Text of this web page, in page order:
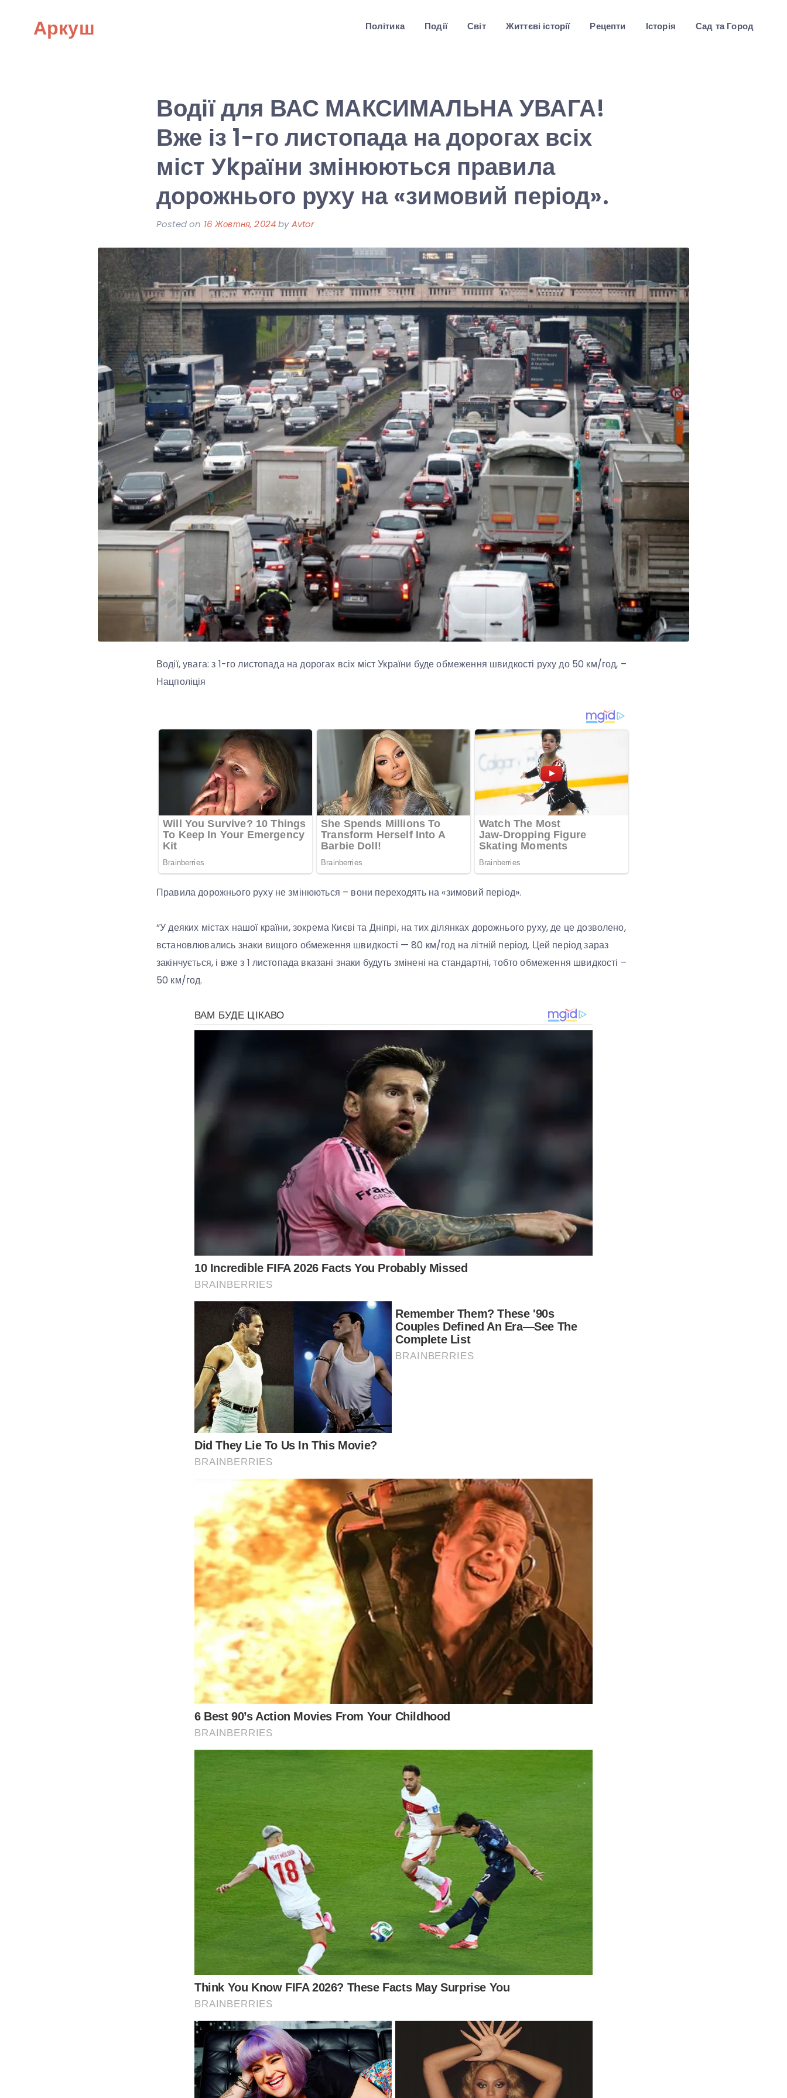
Аркуш Політика Події Світ Життєві історії Рецепти Історія Сад та Город
Водії для ВАС МАКСИМАЛЬНА УВАГА!
Вже із 1-го листопада на дорогах всіх
міст Уkраїни змінюються правила
дорожнього руху на «зимовий період».
Posted on 16 Жовтня, 2024byAvtor
Водії, увага: з 1-го листопада на дорогах всіх міст України буде обмеження швидкості руху до 50 км/год, –
Нацполіція
Правила дорожнього руху не змінюються – вони переходять на «зимовий період».
“У деяких містах нашої країни, зокрема Києві та Дніпрі, на тих ділянках дорожнього руху, де це дозволено,
встановлювались знаки вищого обмеження швидкості — 80 км/год на літній період. Цей період зараз
закінчується, і вже з 1 листопада вказані знаки будуть змінені на стандартні, тобто обмеження швидкості –
50 км/год.